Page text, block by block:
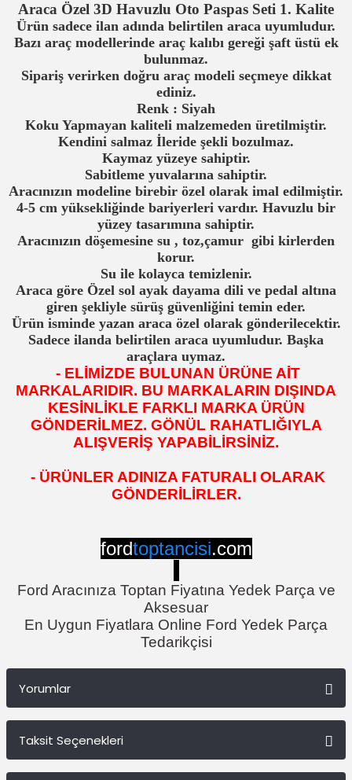
Araca Özel 3D Havuzlu Oto Paspas Seti 1. Kalite
Ürün sadece ilan adında belirtilen araca uyumludur.
Bazı araç modellerinde araç kalıbı gereği şaft üstü ek
bulunmaz.
Sipariş verirken doğru araç modeli seçmeye dikkat
ediniz.
Renk : Siyah
Koku Yapmayan kaliteli malzemeden üretilmiştir.
Kendini salmaz İleride şekli bozulmaz.
Kaymaz yüzeye sahiptir.
Sabitleme yuvalarına sahiptir.
Aracınızın modeline birebir özel olarak imal edilmiştir.
4-5 cm yüksekliğinde bariyerleri vardır. Havuzlu bir
yüzey tasarımına sahiptir.
Aracınızın döşemesine su , toz,çamur gibi kirlerden
korur.
Su ile kolayca temizlenir.
Araca göre Özel sol ayak dayama dili ve pedal altına
giren şekliyle sürüş güvenliğini temin eder.
Ürün isminde yazan araca özel olarak gönderilecektir.
Sadece ilanda belirtilen araca uyumludur. Başka
araçlara uymaz.
- ELİMİZDE BULUNAN ÜRÜNE AİT
MARKALARIDIR. BU MARKALARIN DIŞINDA
KESİNLİKLE FARKLI MARKA ÜRÜN
GÖNDERİLMEZ. GÖNÜL RAHATLIĞIYLA
ALIŞVERİŞ YAPABİLİRSİNİZ.
- ÜRÜNLER ADINIZA FATURALI OLARAK
GÖNDERİLİRLER.
fordtoptancisi.com
Ford Aracınıza Toptan Fiyatına Yedek Parça ve
Aksesuar
En Uygun Fiyatlara Online Ford Yedek Parça
Tedarikçisi
Yorumlar
Taksit Seçenekleri